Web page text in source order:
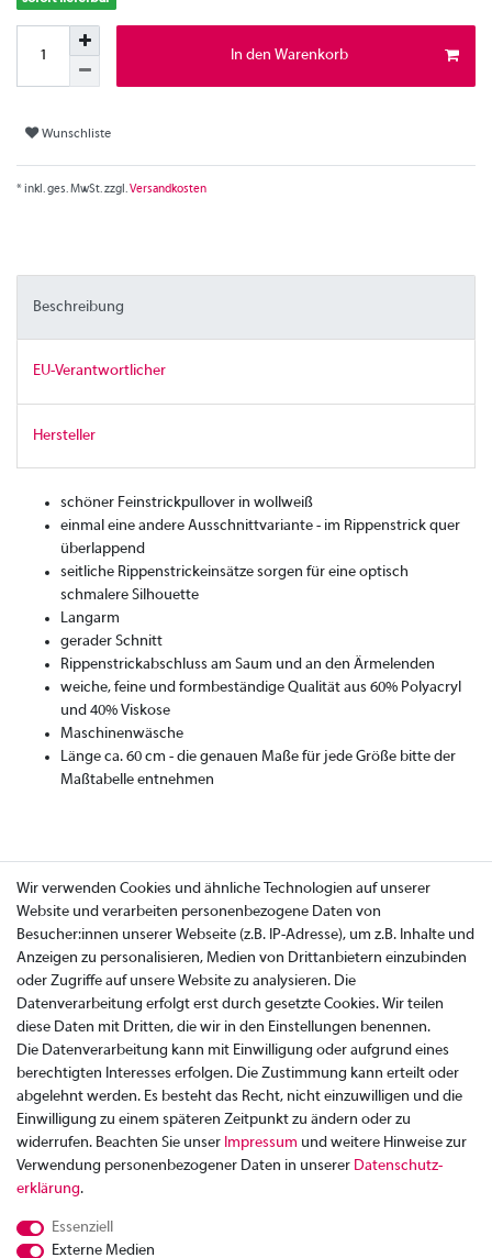
In den Warenkorb
Wunschliste
* inkl. ges. MwSt. zzgl.Versandkosten
Beschreibung
EU-Verantwortlicher
Hersteller
schöner Feinstrickpullover in wollweiß
einmal eine andere Ausschnittvariante - im Rippenstrick quer
überlappend
seitliche Rippenstrickeinsätze sorgen für eine optisch
schmalere Silhouette
Langarm
gerader Schnitt
Rippenstrickabschluss am Saum und an den Ärmelenden
weiche, feine und formbeständige Qualität aus 60% Polyacryl
und 40% Viskose
Maschinenwäsche
Länge ca. 60 cm - die genauen Maße für jede Größe bitte der
Maßtabelle entnehmen
Zahlung
Rücksendung
Wir verwenden Cookies und ähnliche Technologien auf unserer
Website und verarbeiten personenbezogene Daten von
Besucher:innen unserer Webseite (z.B. IP-Adresse), um z.B. Inhalte und
Anzeigen zu personalisieren, Medien von Drittanbietern einzubinden
oder Zugriffe auf unsere Website zu analysieren. Die
Datenverarbeitung erfolgt erst durch gesetzte Cookies. Wir teilen
diese Daten mit Dritten, die wir in den Einstellungen benennen.
Die Datenverarbeitung kann mit Einwilligung oder aufgrund eines
berechtigten Interesses erfolgen. Die Zustimmung kann erteilt oder
abgelehnt werden. Es besteht das Recht, nicht einzuwilligen und die
Einwilligung zu einem späteren Zeitpunkt zu ändern oder zu
widerrufen. Beachten Sie unser Impressum und weitere Hinweise zur
Verwendung personenbezogener Daten in unserer Daten­schutz­
erklärung.
Essenziell
Externe Medien